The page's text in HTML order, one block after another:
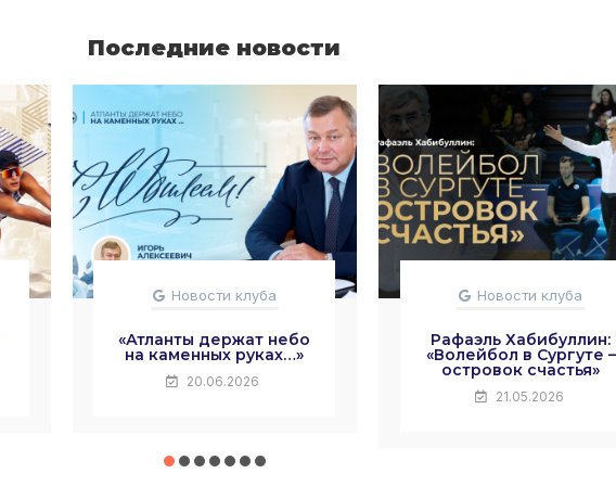
Последние новости
Новости клуба
«Атланты держат небо
на каменных руках…»
20.06.2026
Новости клуба
Рафаэль Хабибуллин:
«Волейбол в Сургуте –
островок счастья»
21.05.2026